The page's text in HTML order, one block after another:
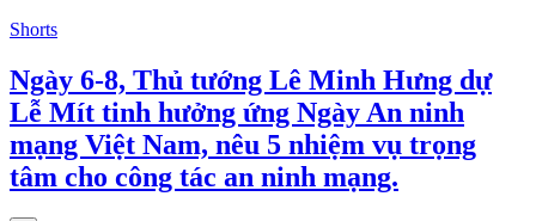
Shorts
Ngày 6-8, Thủ tướng Lê Minh Hưng dự
Lễ Mít tinh hưởng ứng Ngày An ninh
mạng Việt Nam, nêu 5 nhiệm vụ trọng
tâm cho công tác an ninh mạng.